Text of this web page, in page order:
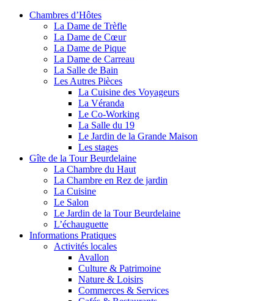
Chambres d’Hôtes
La Dame de Trèfle
La Dame de Cœur
La Dame de Pique
La Dame de Carreau
La Salle de Bain
Les Autres Pièces
La Cuisine des Voyageurs
La Véranda
Le Co-Working
La Salle du 19
Le Jardin de la Grande Maison
Les stages
Gîte de la Tour Beurdelaine
La Chambre du Haut
La Chambre en Rez de jardin
La Cuisine
Le Salon
Le Jardin de la Tour Beurdelaine
L’échauguette
Informations Pratiques
Activités locales
Avallon
Culture & Patrimoine
Nature & Loisirs
Commerces & Services